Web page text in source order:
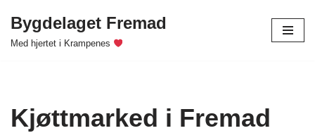
Hopp
Bygdelaget Fremad
Med hjertet i Krampenes
Kjøttmarked i Fremad